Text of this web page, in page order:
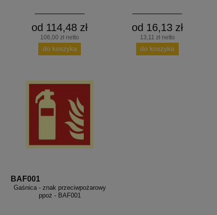
od 114,48 zł
106,00 zł netto
do koszyka
od 16,13 zł
13,11 zł netto
do koszyka
BAF001
Gaśnica - znak przeciwpożarowy
ppoż - BAF001